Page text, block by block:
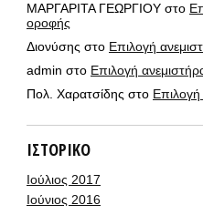
ΜΑΡΓΑΡΙΤΑ ΓΕΩΡΓΙΟΥ στο
οροφής
Διονύσης στο Επιλογή
admin στο Επιλογή
Πολ. Χαρατσίδης στο
ΙΣΤΟΡΙΚΌ
Ιούλιος 2017
Ιούνιος 2016